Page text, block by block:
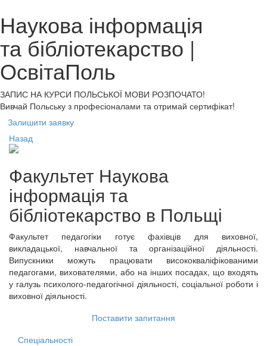
Наукова інформація
та бібліотекарство |
ОсвітаПоль
ЗАПИС НА КУРСИ ПОЛЬСЬКОЇ МОВИ РОЗПОЧАТО!
Вивчай Польську з професіоналами та отримай сертифікат!
Залишити заявку
Назад
Факультет Наукова
інформація та
бібліотекарство в Польщі
Факультет педагогіки готує фахівців для виховної,
викладацької, навчальної та організаційної діяльності.
Випускники можуть працювати висококваліфікованими
педагогами, вихователями, або на інших посадах, що входять
у галузь психолого-педагогічної діяльності, соціальної роботи і
виховної діяльності.
Поставити запитання
Спеціальності